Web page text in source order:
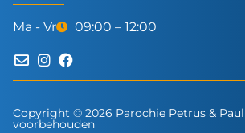
Ma - Vr 09:00 – 12:00
Copyright © 2026 Parochie Petrus &
voorbehouden